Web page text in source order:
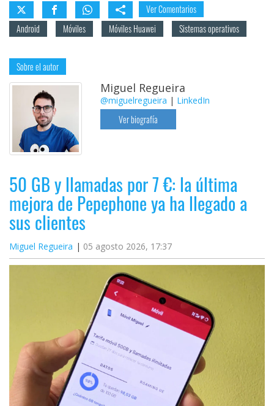
Ver Comentarios
Android
Móviles Móviles Huawei Sistemas operativos
Sobre el autor
Miguel Regueira
@miguelregueira | LinkedIn
Ver biografía
50 GB y llamadas por 7 €: la última
mejora de Pepephone ya ha llegado a
sus clientes
Miguel Regueira 05 agosto 2026, 17:37